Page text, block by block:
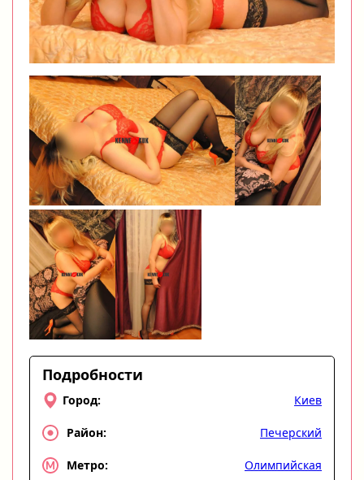
Подробности
Город: Киев
Район: Печерский
Метро: Олимпийская